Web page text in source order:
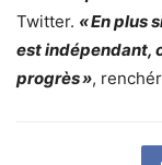
Twitter. « En plus
est indépendant,
progrès »,